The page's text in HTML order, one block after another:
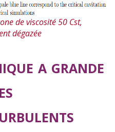
de viscosité 50 Cst,
dégazée
a grande